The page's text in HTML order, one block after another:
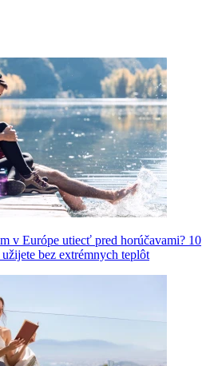
v Európe utiecť pred horúčavami? 10
bez extrémnych teplôt